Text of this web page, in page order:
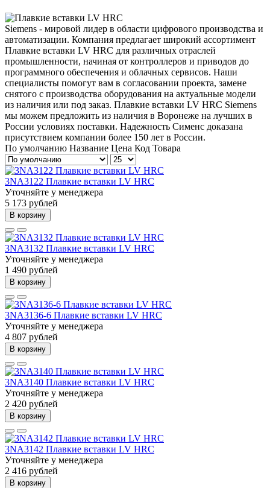
Siemens - мировой лидер в области цифрового производства и
автоматизации. Компания предлагает широкий ассортимент
Плавкие вставки LV HRC для различных отраслей
промышленности, начиная от контроллеров и приводов до
программного обеспечения и облачных сервисов. Наши
специалисты помогут вам в согласовании проекта, замене
снятого с производства оборудования на актуальные модели
из наличия или под заказ. Плавкие вставки LV HRC Siemens
мы можем предложить из наличия в Воронеже на лучших в
России условиях поставки. Надежность Сименс доказана
присутствием компании более 150 лет в России.
По умолчанию Название Цена Код Товара
3NA3122 Плавкие вставки LV HRC
Уточняйте у менеджера
5 173 рублей
В корзину
3NA3132 Плавкие вставки LV HRC
Уточняйте у менеджера
1 490 рублей
В корзину
3NA3136-6 Плавкие вставки LV HRC
Уточняйте у менеджера
4 807 рублей
В корзину
3NA3140 Плавкие вставки LV HRC
Уточняйте у менеджера
2 420 рублей
В корзину
3NA3142 Плавкие вставки LV HRC
Уточняйте у менеджера
2 416 рублей
В корзину